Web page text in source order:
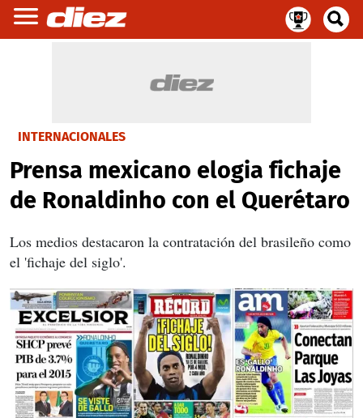
INTERNACIONALES
Prensa mexicano elogia fichaje
de Ronaldinho con el Querétaro
Los medios destacaron la contratación del brasileño como
el 'fichaje del siglo'.